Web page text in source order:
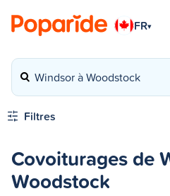
FR▾
Windsor à Woodstock
Filtres
Covoiturages de
Woodstock